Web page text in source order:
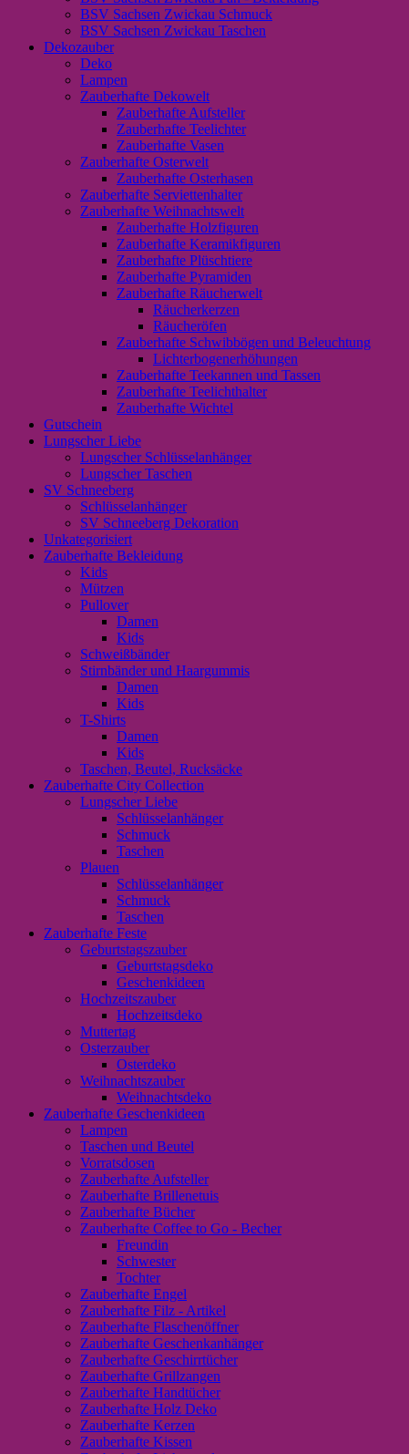
BSV Sachsen Zwickau Schmuck
BSV Sachsen Zwickau Taschen
Dekozauber
Deko
Lampen
Zauberhafte Dekowelt
Zauberhafte Aufsteller
Zauberhafte Teelichter
Zauberhafte Vasen
Zauberhafte Osterwelt
Zauberhafte Osterhasen
Zauberhafte Serviettenhalter
Zauberhafte Weihnachtswelt
Zauberhafte Holzfiguren
Zauberhafte Keramikfiguren
Zauberhafte Plüschtiere
Zauberhafte Pyramiden
Zauberhafte Räucherwelt
Räucherkerzen
Räucheröfen
Zauberhafte Schwibbögen und Beleuchtung
Lichterbogenerhöhungen
Zauberhafte Teekannen und Tassen
Zauberhafte Teelichthalter
Zauberhafte Wichtel
Gutschein
Lungscher Liebe
Lungscher Schlüsselanhänger
Lungscher Taschen
SV Schneeberg
Schlüsselanhänger
SV Schneeberg Dekoration
Unkategorisiert
Zauberhafte Bekleidung
Kids
Mützen
Pullover
Damen
Kids
Schweißbänder
Stirnbänder und Haargummis
Damen
Kids
T-Shirts
Damen
Kids
Taschen, Beutel, Rucksäcke
Zauberhafte City Collection
Lungscher Liebe
Schlüsselanhänger
Schmuck
Taschen
Plauen
Schlüsselanhänger
Schmuck
Taschen
Zauberhafte Feste
Geburtstagszauber
Geburtstagsdeko
Geschenkideen
Hochzeitszauber
Hochzeitsdeko
Muttertag
Osterzauber
Osterdeko
Weihnachtszauber
Weihnachtsdeko
Zauberhafte Geschenkideen
Lampen
Taschen und Beutel
Vorratsdosen
Zauberhafte Aufsteller
Zauberhafte Brillenetuis
Zauberhafte Bücher
Zauberhafte Coffee to Go - Becher
Freundin
Schwester
Tochter
Zauberhafte Engel
Zauberhafte Filz - Artikel
Zauberhafte Flaschenöffner
Zauberhafte Geschenkanhänger
Zauberhafte Geschirrtücher
Zauberhafte Grillzangen
Zauberhafte Handtücher
Zauberhafte Holz Deko
Zauberhafte Kerzen
Zauberhafte Kissen